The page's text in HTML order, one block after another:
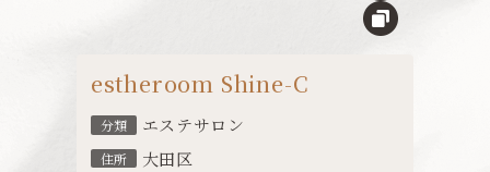
estheroom Shine-C
分類 エステサロン
住所 大田区